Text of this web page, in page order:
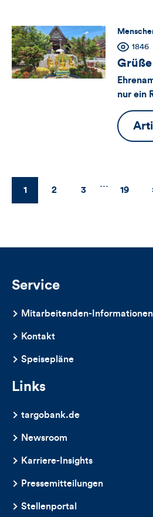
Thema:
für
Anzahl
der
1846
nur ein
1 2 3
…
19
Service
Mitarbeitenden-Informationen
Kontakt
Speisepläne
Links
targobank.de
Newsroom
Karriere-Insights
Pressemitteilungen
Stellenportal